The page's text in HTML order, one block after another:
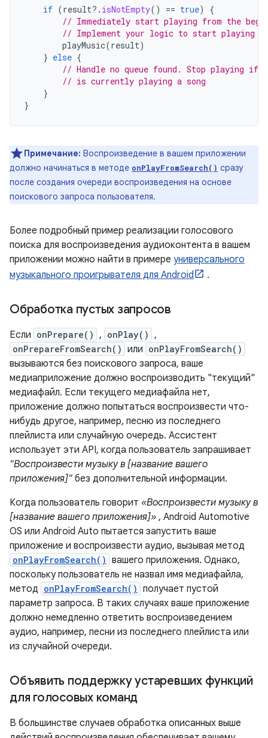
if (result?. isNotEmpty() == true)
{
// Immediately start playing from the
// Implement your logic to start playing
playMusic(result)
} else {
// Handle no queue found. Stop playing if
// is currently playing a song
}
}
Примечание: Воспроизведение в вашем приложении
должно начинаться в методе onPlayFromSearch() сразу
после создания очереди воспроизведения на основе
поискового запроса пользователя.
Более подробный пример реализации голосового
поиска для воспроизведения аудиоконтента в вашем
приложении можно найти в примере универсального
музыкального проигрывателя для Android
.
Обработка пустых запросов
Если onPrepare() , onPlay() ,
onPrepareFromSearch() или onPlayFromSearch()
вызываются без поискового запроса, ваше
медиаприложение должно воспроизводить "текущий"
медиафайл. Если текущего медиафайла нет,
приложение должно попытаться воспроизвести что-
нибудь другое, например, песню из последнего
плейлиста или случайную очередь. Ассистент
использует эти API, когда пользователь запрашивает
"Воспроизвести музыку в [название вашего
приложения]" без дополнительной информации.
Когда пользователь говорит «Воспроизвести музыку в
[название вашего приложения]» , Android Automotive
OS или Android Auto пытается запустить ваше
приложение и воспроизвести аудио, вызывая метод
onPlayFromSearch() вашего приложения. Однако,
поскольку пользователь не назвал имя медиафайла,
метод onPlayFromSearch() получает пустой
параметр запроса. В таких случаях ваше приложение
должно немедленно ответить воспроизведением
аудио, например, песни из последнего плейлиста или
из случайной очереди.
Объявить поддержку устаревших функций
для голосовых команд
В большинстве случаев обработка описанных выше